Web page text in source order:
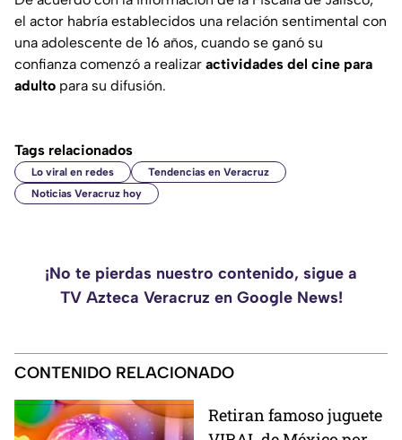
el actor habría establecidos una relación sentimental con
una adolescente de 16 años, cuando se ganó su
confianza comenzó a realizar actividades del cine para
adulto para su difusión.
Tags relacionados
Lo viral en redes
Tendencias en Veracruz
Noticias Veracruz hoy
¡No te pierdas nuestro contenido, sigue a
TV Azteca Veracruz en Google News!
CONTENIDO RELACIONADO
Retiran famoso juguete